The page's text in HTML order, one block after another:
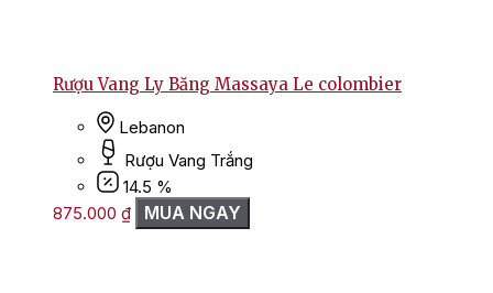
Rượu Vang Ly Băng Massaya Le colombier
Lebanon
Rượu Vang Trắng
14.5 %
875.000 ₫ MUA NGAY